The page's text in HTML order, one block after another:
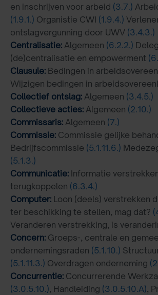
en inschrijven voor arbeid (3.7.)
(1.9.1.) Organistie CWI (1.9.4.)
ontslagvergunning door UWV (3.4.3.)
Centralisatie: Algemeen (6.2.2.)
(de)centralisatie en empowerment
Clausule: Bedingen in
Wijzigen bedingen in
Collectief ontslag: Algemeen (3.4.5.)
Collectieve acties: Algemeen (2.10.)
Commissaris: Algemeen (7.)
Commissie: Commissie gelijke
Bedrijfscommissie (5.1.11.6.)
(5.1.3.)
Communicatie: Informatie
terugkoppelen (6.3.4.)
Computer: Loon (deels) verstrekken
ter beschikking te stellen, mag dat?
Veranderen verstrekking, is
Concern: Groeps-, centrale en
ondernemingsraden (5.1.10.)
(5.1.11.3.) Overdragen onderneming
Concurrentie: Concurrerende
(3.0.5.10.), Handleiding (3.0.5.10.A),